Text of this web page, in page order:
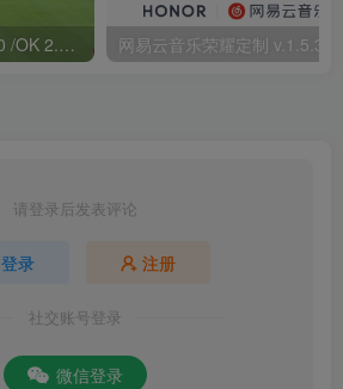
Tvbox：FongMi 2.6.0 /OK 2.5.3 /OK Pro 2.5.9｜观影神器
请登录后发表评论
登录 注册
社交账号登录
微信登录